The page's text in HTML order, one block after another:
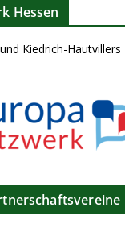
Hessen
Kiedrich-Hautvillers